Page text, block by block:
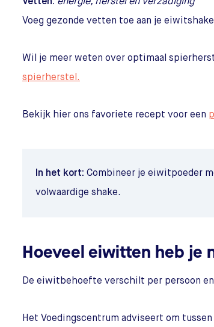
Voeg gezonde vetten toe aan je
Wil je meer weten over optimaal
spierherstel.
Bekijk hier ons favoriete recept voor een
In het kort: Combineer je eiwitpoeder
volwaardige shake.
Hoeveel eiwitten heb je
De eiwitbehoefte verschilt per persoon
Het Voedingscentrum adviseert om tussen